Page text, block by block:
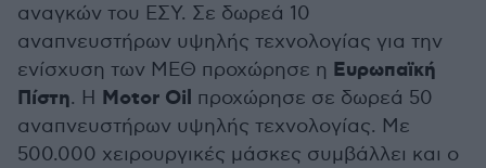
αναγκών του ΕΣΥ. Σε δωρεά 10
αναπνευστήρων υψηλής τεχνολογίας για την
ενίσχυση των ΜΕΘ προχώρησε η Ευρωπαϊκή
Πίστη. H Motor Oil προχώρησε σε δωρεά 50
αναπνευστήρων υψηλής τεχνολογίας. Με
500.000 χειρουργικές μάσκες συμβάλλει και ο